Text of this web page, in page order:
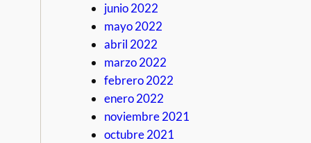
junio 2022
mayo 2022
abril 2022
marzo 2022
febrero 2022
enero 2022
noviembre 2021
octubre 2021